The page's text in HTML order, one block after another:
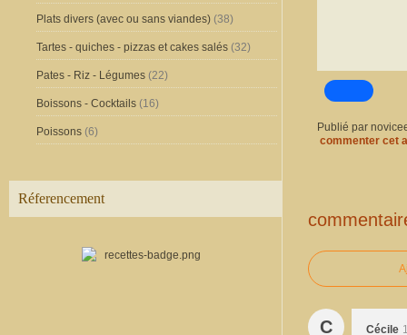
Plats divers (avec ou sans viandes) (38)
Tartes - quiches - pizzas et cakes salés (32)
Pates - Riz - Légumes (22)
Boissons - Cocktails (16)
Poissons (6)
Réferencement
Publié par
commenter cet
C Cécile